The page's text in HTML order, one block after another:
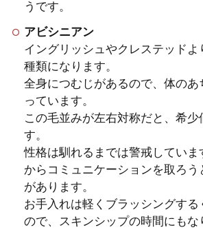
モルモットの飼
トですが、お子様か
モルモットの飼
らしでもモルモ
うです。
アビシニアン
イングリッシュやクレステッドよ
種類になります。
全身につむじがあるので、体のあ
っています。
この毛並みが左右対称だと、希
す。
性格は馴れるまでは警戒していま
からコミュニケーションを取ろう
があります。
お手入れは軽くブラッシングする
ので、スキンシップの時間にもな